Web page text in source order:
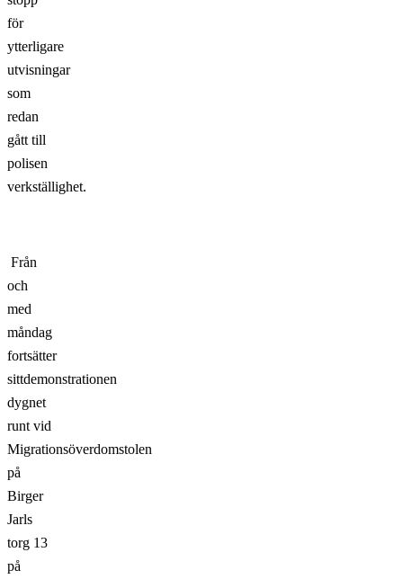
för
ytterligare
utvisningar
som
redan
gått till
polisen
verkställighet.
Från
och
med
måndag
fortsätter
sittdemonstrationen
dygnet
runt vid
Migrationsöverdomstolen
på
Birger
Jarls
torg 13
på